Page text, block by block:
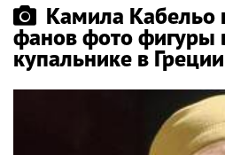
Камила Кабельо
фанов фото фигуры
купальнике в Греции